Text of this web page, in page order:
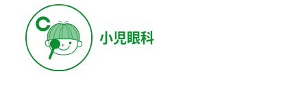
小児眼科